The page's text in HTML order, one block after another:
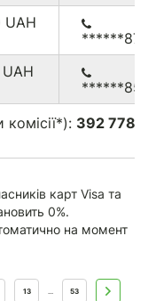
UAH
UAH
392
карт Visa та
0%.
на момент
13 ... 53